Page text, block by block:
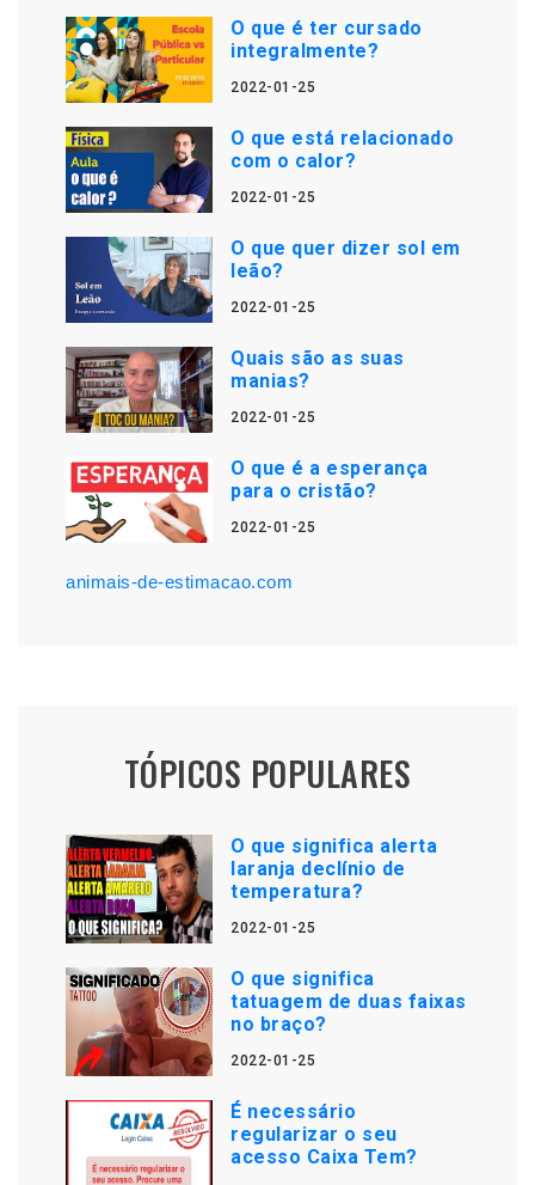
O que é ter cursado
integralmente?
2022-01-25
O que está relacionado
com o calor?
2022-01-25
O que quer dizer sol em
leão?
2022-01-25
Quais são as suas
manias?
2022-01-25
O que é a esperança
para o cristão?
2022-01-25
animais-de-estimacao.com
TÓPICOS POPULARES
O que significa alerta
laranja declínio de
temperatura?
2022-01-25
O que significa
tatuagem de duas faixas
no braço?
2022-01-25
É necessário
regularizar o seu
acesso Caixa Tem?